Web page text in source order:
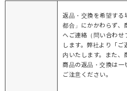
返品・交換を希望する
都合」にかかわらず、
へご連絡（問い合わせ
します。弊社より「
内いたします。また、
商品の返品・交換は一
ご注意ください。